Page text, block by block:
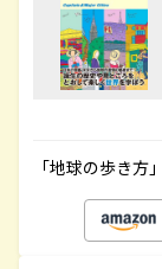
「地球の歩き方